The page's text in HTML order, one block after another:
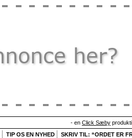
- en Click Sæby
TIP OS EN NYHED SKRIV TIL: “ORDET ER